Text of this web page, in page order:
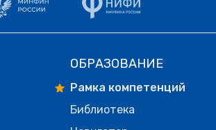
ОБРАЗОВАНИЕ
Рамка компетенций
Библиотека